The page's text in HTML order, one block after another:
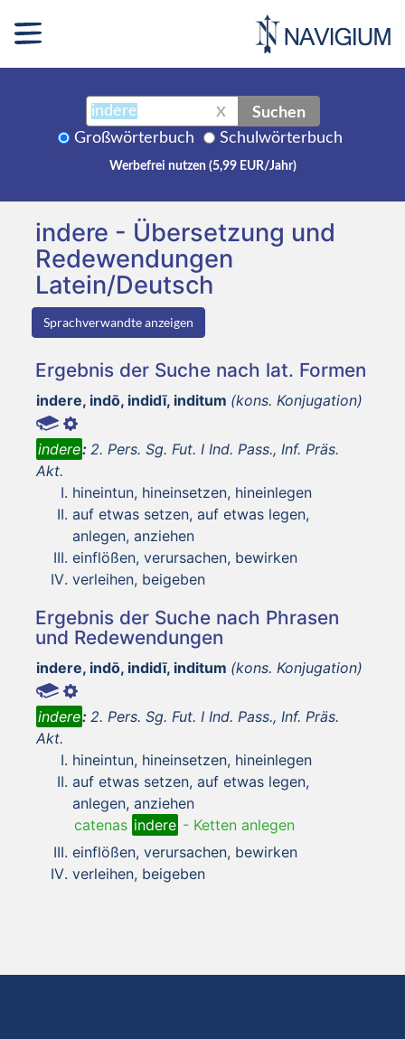
X Suchen
Großwörterbuch Schulwörterbuch
Werbefrei nutzen (5,99 EUR/Jahr)
indere - Übersetzung und
Redewendungen
Latein/Deutsch
Sprachverwandte anzeigen
Ergebnis der Suche nach lat. Formen
indere, indō, indidī, inditum (kons. Konjugation)
indere: 2. Pers. Sg. Fut. I Ind. Pass., Inf. Präs.
Akt.
hineintun, hineinsetzen, hineinlegen
auf etwas setzen, auf etwas legen,
anlegen, anziehen
einflößen, verursachen, bewirken
verleihen, beigeben
Ergebnis der Suche nach Phrasen
und Redewendungen
indere, indō, indidī, inditum (kons. Konjugation)
indere: 2. Pers. Sg. Fut. I Ind. Pass., Inf. Präs.
Akt.
hineintun, hineinsetzen, hineinlegen
auf etwas setzen, auf etwas legen,
anlegen, anziehen
catenas indere - Ketten anlegen
einflößen, verursachen, bewirken
verleihen, beigeben